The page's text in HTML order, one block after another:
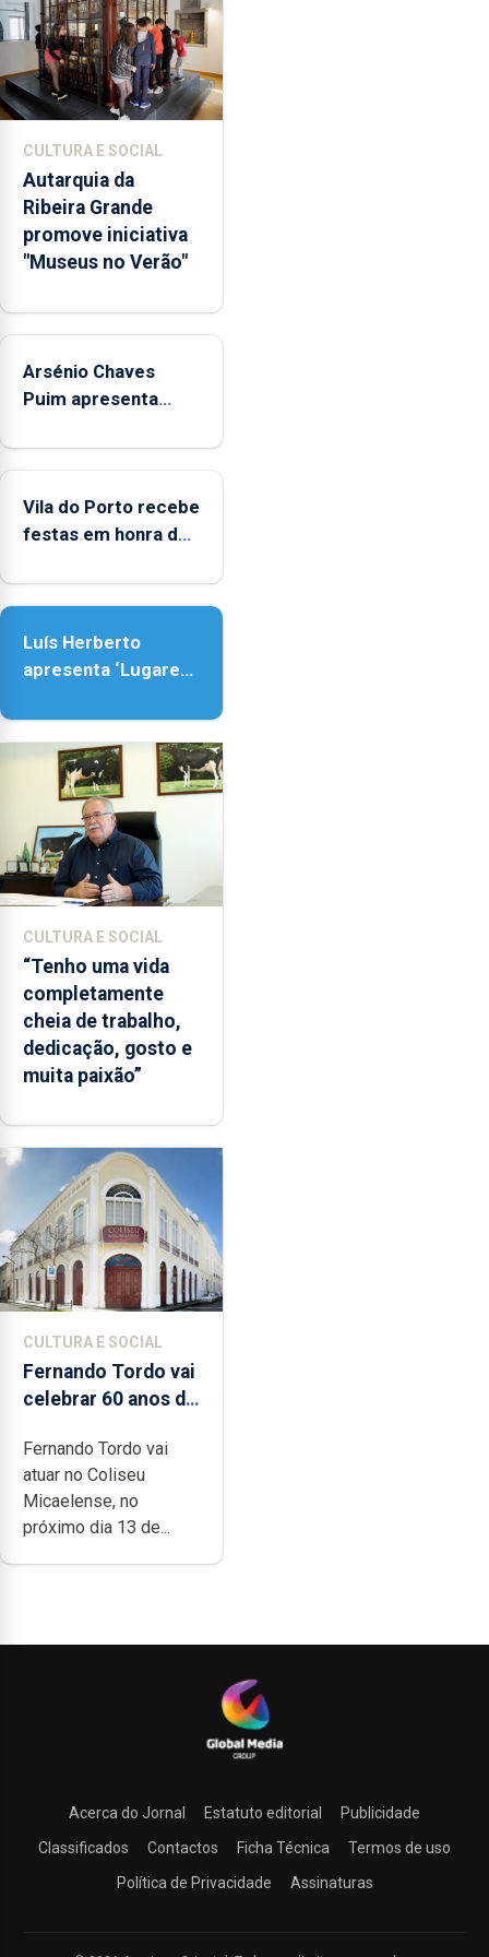
abertura
dos
museus
e
núcleos
integrados
na
Rede
Municipal
de
aos
durante
o
de
entre
as
e
as
18h00.
CULTURA E SOCIAL
Autarquia da
Ribeira Grande
promove iniciativa
"Museus no Verão"
Arsénio Chaves
Puim apresenta
de Vila do Porto
Vila do Porto recebe
festas em honra de
Assunção
Luís Herberto
apresenta ‘Lugares
CULTURA E SOCIAL
“Tenho uma vida
completamente
cheia de trabalho,
dedicação, gosto e
muita paixão”
CULTURA E SOCIAL
Fernando Tordo vai
celebrar 60 anos de
Micaelense
Fernando Tordo vai
atuar no Coliseu
Micaelense, no
próximo dia 13 de...
Acerca do Jornal Estatuto editorial
Publicidade
Classificados
Contactos Ficha Técnica
Termos de uso
Política de Privacidade
Assinaturas